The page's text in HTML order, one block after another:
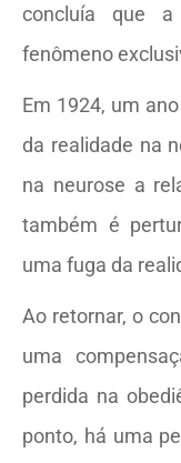
concluía que
fenômeno
Em 1924, um
da realidade na
na neurose a
também é
uma fuga da
Ao retornar, o
uma
perdida na
ponto, há uma